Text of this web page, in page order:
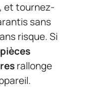
et tournez-
sans
risque. Si
pièces
rallonge